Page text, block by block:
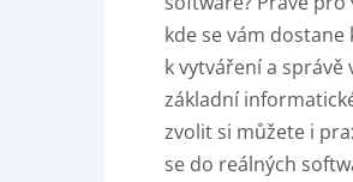
kde se vám
k vytváření a
základní
zvolit si můžete i
se do reálných